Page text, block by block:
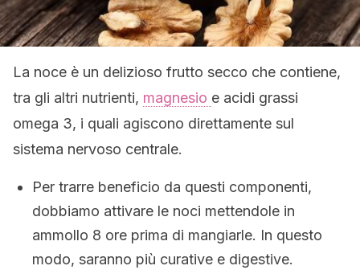
La noce è un delizioso frutto secco che contiene,
tra gli altri nutrienti, magnesio e acidi grassi
omega 3, i quali agiscono direttamente sul
sistema nervoso centrale.
Per trarre beneficio da questi componenti,
dobbiamo attivare le noci mettendole in
ammollo 8 ore prima di mangiarle. In questo
modo, saranno più curative e digestive.